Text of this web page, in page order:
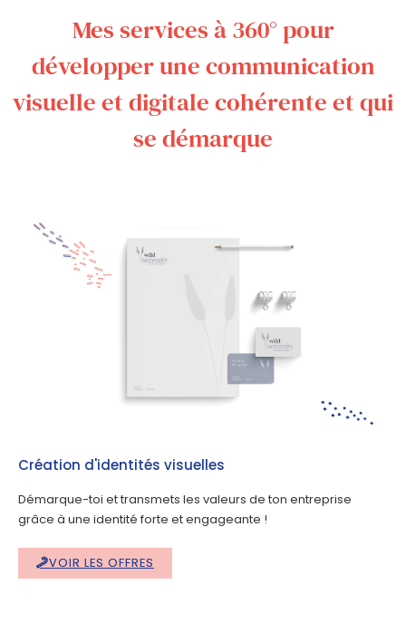
Mes services à 360° pour
développer une communication
visuelle et digitale cohérente et qui
se démarque
Création d'identités visuelles
Démarque-toi et transmets les valeurs de ton entreprise
grâce à une identité forte et engageante !
VOIR LES OFFRES